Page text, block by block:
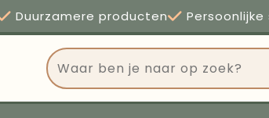
Duurzamere producten Persoonlijke